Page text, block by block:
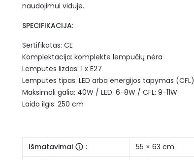
naudojimui viduje.
SPECIFIKACIJA:
Sertifikatas: CE
Komplektacija: komplekte lempučių nėra
Lemputės lizdas: 1 x E27
Lemputės tipas: LED arba energijos tapymas (CFL)
Maksimali galia: 40W / LED: 6-8W / CFL: 9-11W
Laido ilgis: 250 cm
Išmatavimai :
55 × 63 cm